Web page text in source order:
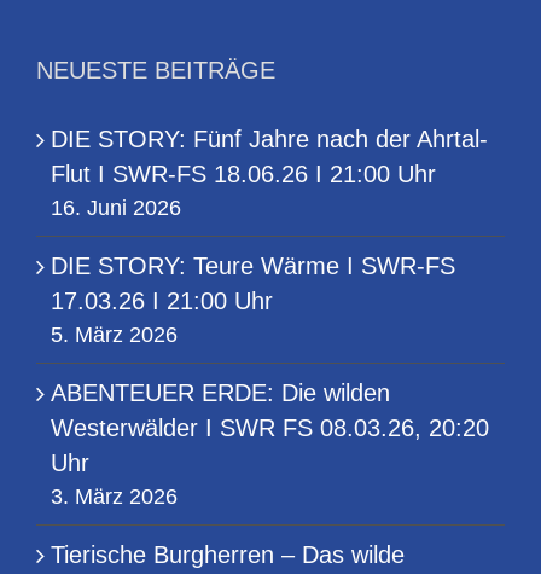
NEUESTE BEITRÄGE
DIE STORY: Fünf Jahre nach der Ahrtal-
Flut I SWR-FS 18.06.26 I 21:00 Uhr
16. Juni 2026
DIE STORY: Teure Wärme I SWR-FS
17.03.26 I 21:00 Uhr
5. März 2026
ABENTEUER ERDE: Die wilden
Westerwälder I SWR FS 08.03.26, 20:20
Uhr
3. März 2026
Tierische Burgherren – Das wilde